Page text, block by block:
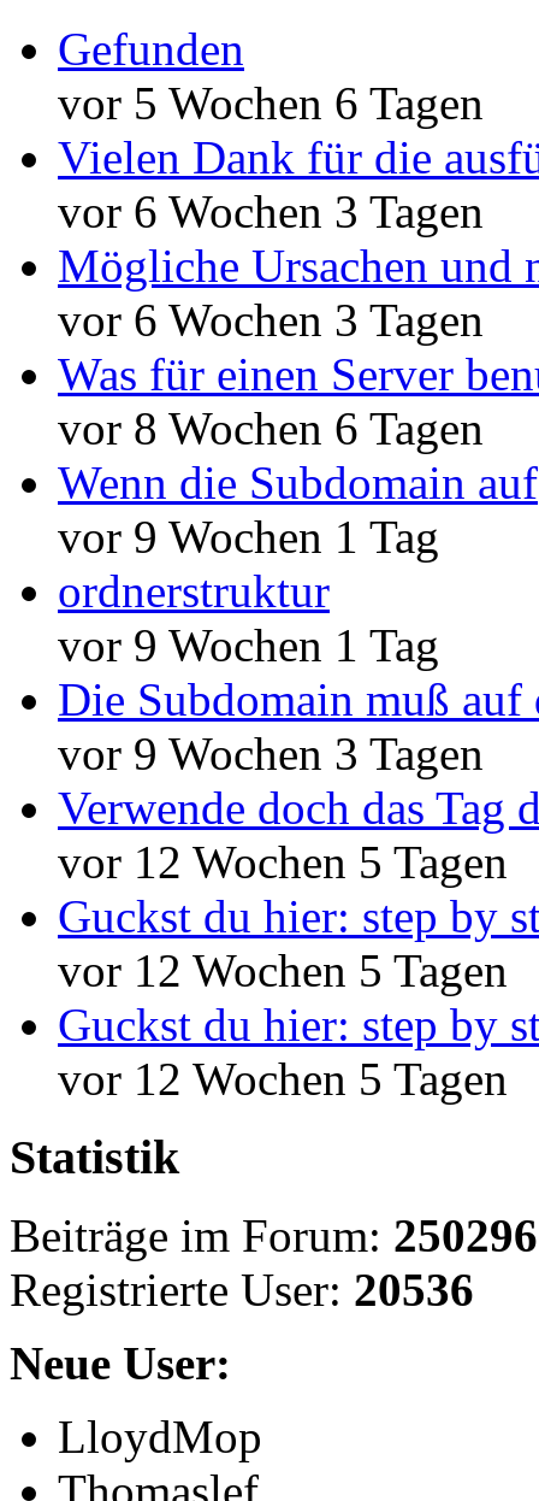
Gefunden
vor 5 Wochen 6 Tagen
Vielen Dank für die
vor 6 Wochen 3 Tagen
Mögliche Ursachen und
vor 6 Wochen 3 Tagen
Was für einen Server
vor 8 Wochen 6 Tagen
Wenn die Subdomain auf
vor 9 Wochen 1 Tag
ordnerstruktur
vor 9 Wochen 1 Tag
Die Subdomain muß auf
vor 9 Wochen 3 Tagen
Verwende doch das Tag
vor 12 Wochen 5 Tagen
Guckst du hier: step by
vor 12 Wochen 5 Tagen
Guckst du hier: step by
vor 12 Wochen 5 Tagen
Statistik
Beiträge im Forum: 250296
Registrierte User: 20536
Neue User:
LloydMop
Thomaslef